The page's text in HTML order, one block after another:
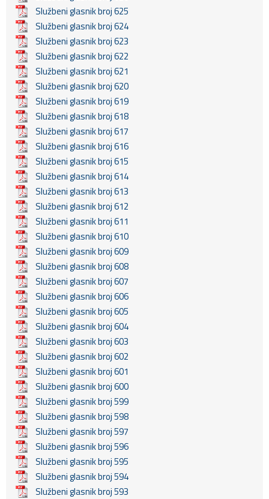
Službeni glasnik broj 625
Službeni glasnik broj 624
Službeni glasnik broj 623
Službeni glasnik broj 622
Službeni glasnik broj 621
Službeni glasnik broj 620
Službeni glasnik broj 619
Službeni glasnik broj 618
Službeni glasnik broj 617
Službeni glasnik broj 616
Službeni glasnik broj 615
Službeni glasnik broj 614
Službeni glasnik broj 613
Službeni glasnik broj 612
Službeni glasnik broj 611
Službeni glasnik broj 610
Službeni glasnik broj 609
Službeni glasnik broj 608
Službeni glasnik broj 607
Službeni glasnik broj 606
Službeni glasnik broj 605
Službeni glasnik broj 604
Službeni glasnik broj 603
Službeni glasnik broj 602
Službeni glasnik broj 601
Službeni glasnik broj 600
Službeni glasnik broj 599
Službeni glasnik broj 598
Službeni glasnik broj 597
Službeni glasnik broj 596
Službeni glasnik broj 595
Službeni glasnik broj 594
Službeni glasnik broj 593